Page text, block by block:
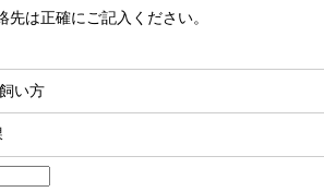
は正確にご記入ください。
い方